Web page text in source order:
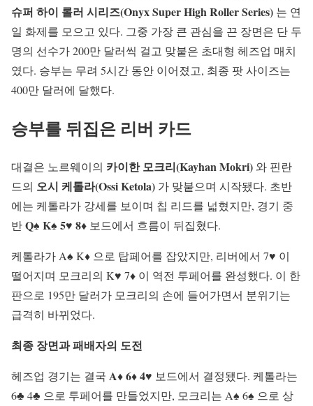
슈퍼 하이 롤러 시리즈(Onyx Super High Roller Series) 는 연
일 화제를 모으고 있다. 그중 가장 큰 관심을 끈 장면은 단 두
명의 선수가 200만 달러씩 걸고 맞붙은 초대형 헤즈업 매치
였다. 승부는 무려 5시간 동안 이어졌고, 최종 팟 사이즈는
400만 달러에 달했다.
승부를 뒤집은 리버 카드
대결은 노르웨이의 카이한 모크리(Kayhan Mokri) 와 핀란
드의 오시 케톨라(Ossi Ketola) 가 맞붙으며 시작됐다. 초반
에는 케톨라가 강세를 보이며 칩 리드를 넓혔지만, 경기 중
반Q♠ K♠ 5♥ 8♦ 보드에서 흐름이 뒤집혔다.
케톨라가 A♠ K♦ 으로 탑페어를 잡았지만, 리버에서 7♥ 이
떨어지며 모크리의 K♥ 7♦ 이 역전 투페어를 완성했다. 이 한
판으로 195만 달러가 모크리의 손에 들어가면서 분위기는
급격히 바뀌었다.
최종 장면과 패배자의 도전
헤즈업 경기는 결국 A♦ 6♦ 4♥ 보드에서 결정됐다. 케톨라는
6♣ 4♣ 으로 투페어를 만들었지만, 모크리는 A♠ 6♠ 으로 상